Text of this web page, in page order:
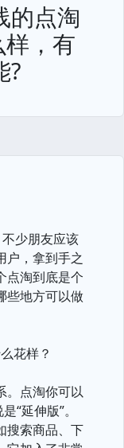
的点淘
，有
?
少朋友应该
户，拿到手之
点淘到底是个
些地方可以做
花样？
。点淘你可以
“延伸版”。
搜索商品、下